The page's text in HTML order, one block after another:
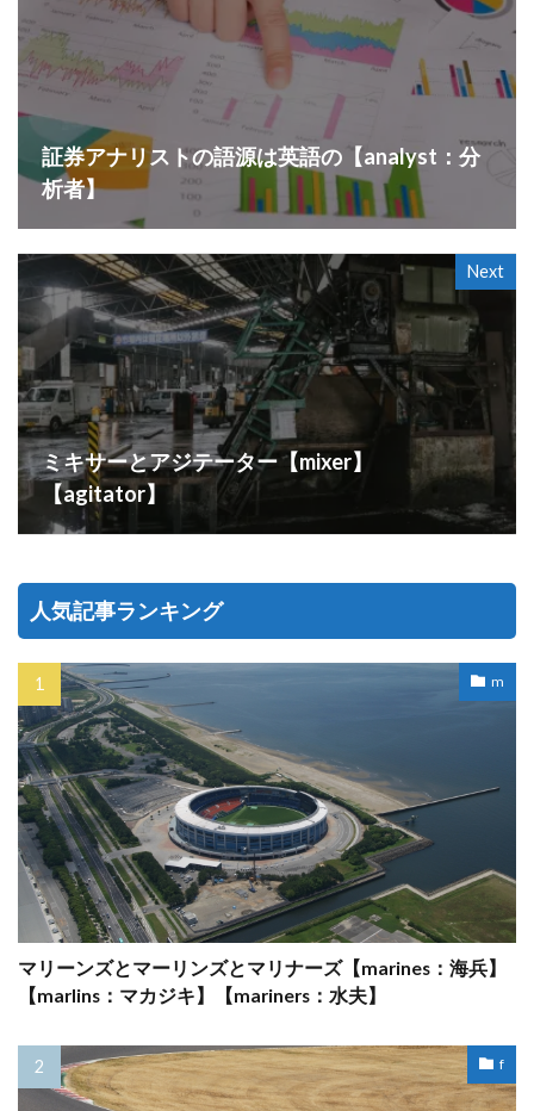
証券アナリストの語源は英語の【analyst：分
析者】
Next
ミキサーとアジテーター【mixer】
【agitator】
人気記事ランキング
m
マリーンズとマーリンズとマリナーズ【marines：海兵】
【marlins：マカジキ】【mariners：水夫】
f